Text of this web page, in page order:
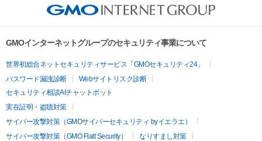
GMOインターネットグループのセキュリティ事業について
世界初総合ネットセキュリティサービス「GMOセキュリティ24」
パスワード漏洩診断
Webサイトリスク診断
セキュリティ相談AIチャットボット
実在証明・盗聴対策
サイバー攻撃対策（GMOサイバーセキュリティ byイエラエ）
サイバー攻撃対策（GMO Flatt Security）
なりすまし対策